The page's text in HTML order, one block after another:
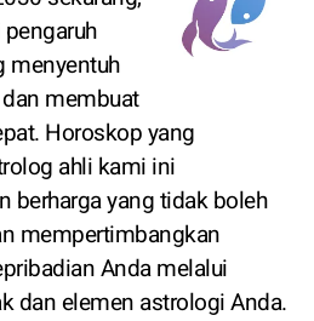
menyentuh
membuat
Horoskop yang
ahli kami ini
berharga yang tidak boleh
mempertimbangkan
Anda melalui
dan elemen astrologi Anda.